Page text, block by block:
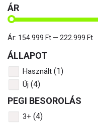
ÁR
Ár: 154.999 Ft — 222.999 Ft
ÁLLAPOT
Használt (1)
Új (4)
PEGI BESOROLÁS
3+ (4)